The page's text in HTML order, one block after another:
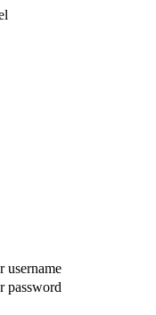
username
password